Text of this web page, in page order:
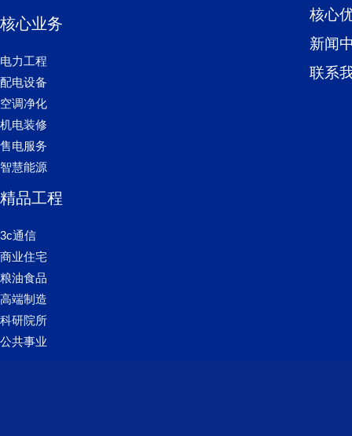
核心业务
电力工程
配电设备
空调净化
机电装修
售电服务
智慧能源
精品工程
3c通信
商业住宅
粮油食品
高端制造
科研院所
公共事业
核心
新闻
联系